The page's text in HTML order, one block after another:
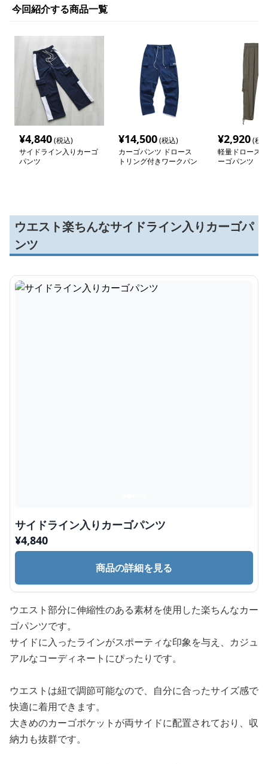
今回紹介する商品一覧
¥4,840(税込)
サイドライン入りカーゴ
パンツ
¥14,500(税込)
カーゴパンツ ドロース
トリング付きワークパン
¥2,920(税
軽量ドロース
ーゴパンツ
ウエスト楽ちんなサイドライン入りカーゴパ
ンツ
サイドライン入りカーゴパンツ
¥4,840
商品の詳細を見る
ウエスト部分に伸縮性のある素材を使用した楽ちんなカー
ゴパンツです。
サイドに入ったラインがスポーティな印象を与え、カジュ
アルなコーディネートにぴったりです。
ウエストは紐で調節可能なので、自分に合ったサイズ感で
快適に着用できます。
大きめのカーゴポケットが両サイドに配置されており、収
納力も抜群です。